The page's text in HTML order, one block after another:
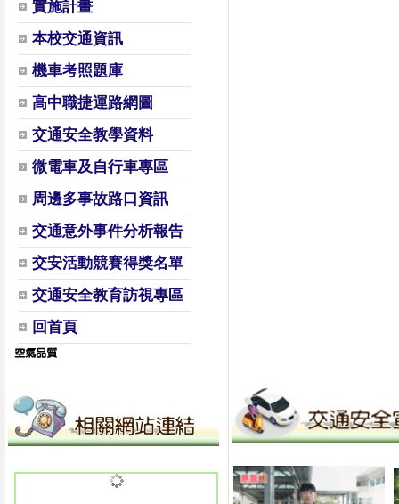
實施計畫
本校交通資訊
機車考照題庫
高中職捷運路網圖
交通安全教學資料
微電車及自行車專區
周邊多事故路口資訊
交通意外事件分析報告
交安活動競賽得獎名單
交通安全教育訪視專區
回首頁